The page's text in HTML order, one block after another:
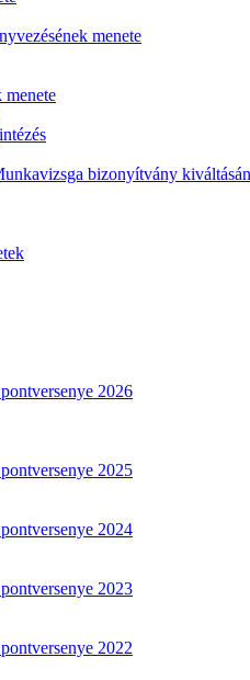
menete
menete
bizonyítvány
2026
2025
2024
2023
2022